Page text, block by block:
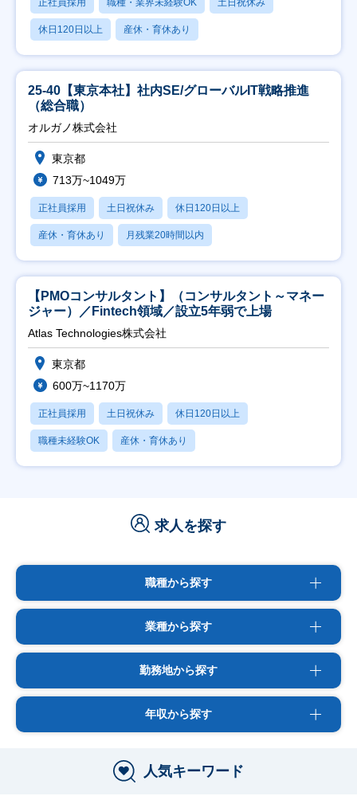
正社員採用 職種・業界未経験OK 土日祝休み
休日120日以上 産休・育休あり
25-40【東京本社】社内SE/グローバルIT戦略推進
（総合職）
オルガノ株式会社
東京都
713万~1049万
正社員採用 土日祝休み 休日120日以上
産休・育休あり 月残業20時間以内
【PMOコンサルタント】（コンサルタント～マネー
ジャー）／Fintech領域／設立5年弱で上場
Atlas Technologies株式会社
東京都
600万~1170万
正社員採用 土日祝休み 休日120日以上
職種未経験OK 産休・育休あり
求人を探す
職種から探す
業種から探す
勤務地から探す
年収から探す
人気キーワード